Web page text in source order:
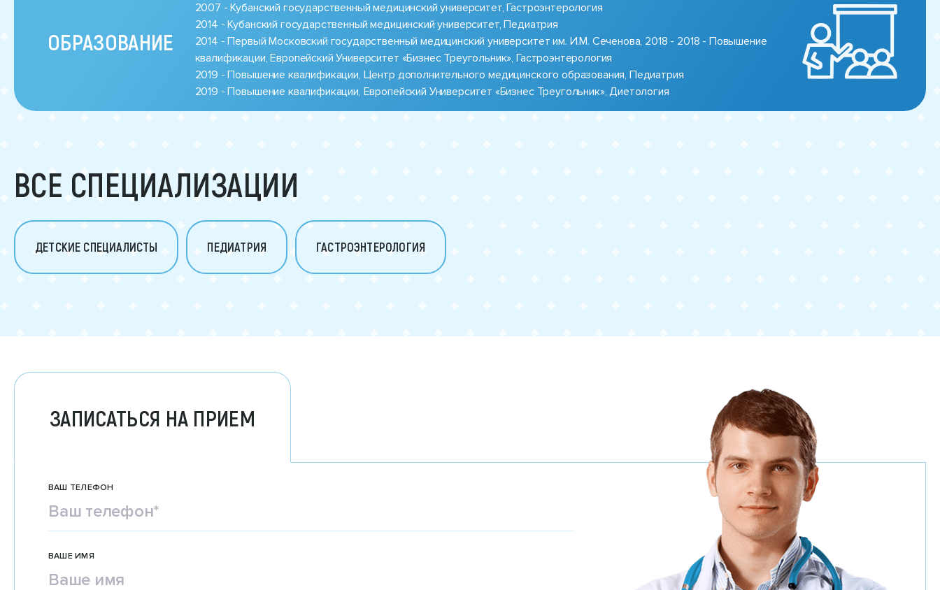
ОБРАЗОВАНИЕ
2007 - Кубанский государственный медицинский университет, Гастроэнтерология
2014 - Кубанский государственный медицинский университет, Педиатрия
2014 - Первый Московский государственный медицинский университет им. И.М. Сеченова, 2018 - 2018 - Повышение
квалификации, Европейский Университет «Бизнес Треугольник», Гастроэнтерология
2019 - Повышение квалификации, Центр дополнительного медицинского образования, Педиатрия
2019 - Повышение квалификации, Европейский Университет «Бизнес Треугольник», Диетология
ВСЕ СПЕЦИАЛИЗАЦИИ
ДЕТСКИЕ СПЕЦИАЛИСТЫ ПЕДИАТРИЯ ГАСТРОЭНТЕРОЛОГИЯ
ЗАПИСАТЬСЯ НА ПРИЕМ
ВАШ ТЕЛЕФОН
ВАШЕ ИМЯ